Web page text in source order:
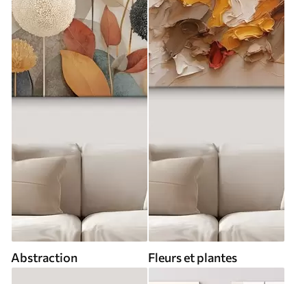
Abstraction Fleurs et plantes